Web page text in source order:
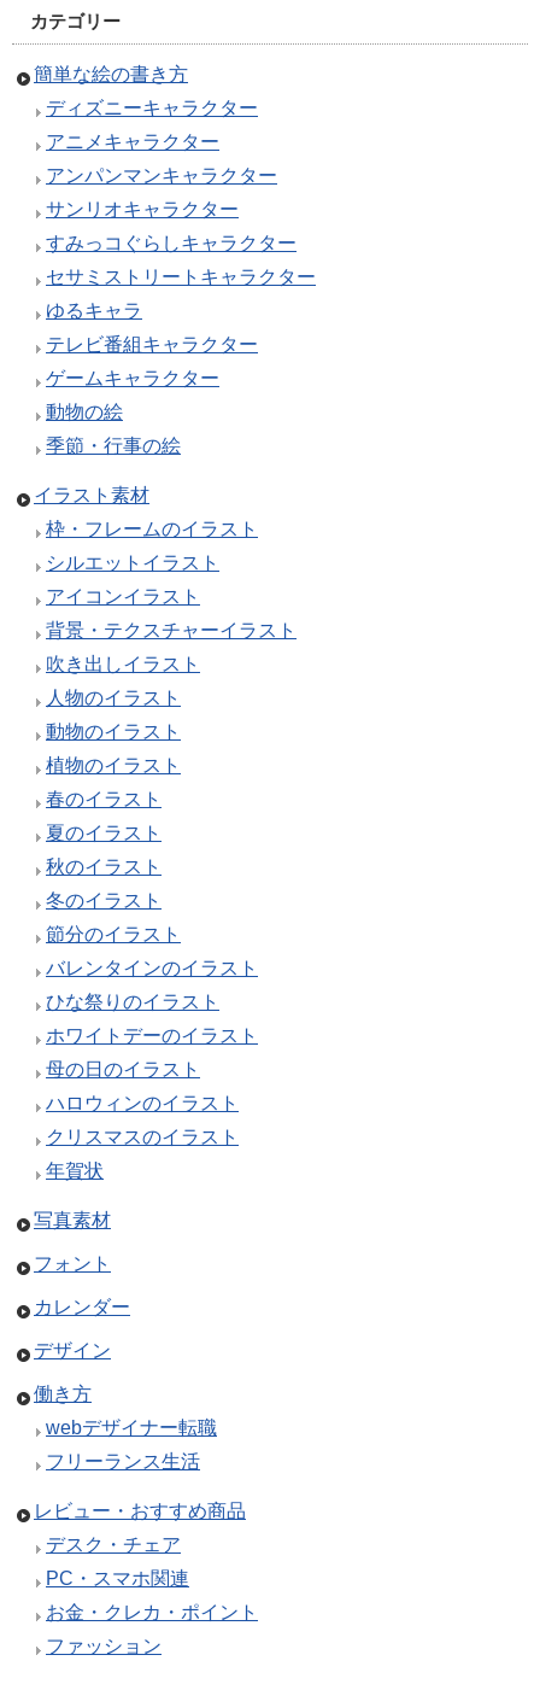
カテゴリー
簡単な絵の書き方
ディズニーキャラクター
アニメキャラクター
アンパンマンキャラクター
サンリオキャラクター
すみっコぐらしキャラクター
セサミストリートキャラクター
ゆるキャラ
テレビ番組キャラクター
ゲームキャラクター
動物の絵
季節・行事の絵
イラスト素材
枠・フレームのイラスト
シルエットイラスト
アイコンイラスト
背景・テクスチャーイラスト
吹き出しイラスト
人物のイラスト
動物のイラスト
植物のイラスト
春のイラスト
夏のイラスト
秋のイラスト
冬のイラスト
節分のイラスト
バレンタインのイラスト
ひな祭りのイラスト
ホワイトデーのイラスト
母の日のイラスト
ハロウィンのイラスト
クリスマスのイラスト
年賀状
写真素材
フォント
カレンダー
デザイン
働き方
webデザイナー転職
フリーランス生活
レビュー・おすすめ商品
デスク・チェア
PC・スマホ関連
お金・クレカ・ポイント
ファッション